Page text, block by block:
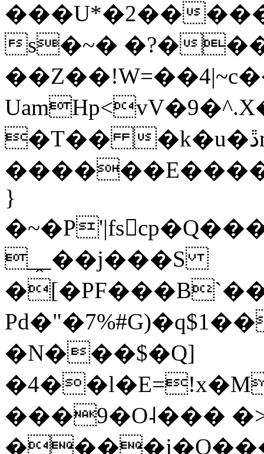
���U*�2��
s�~� �?�
�T�� �k�u�ڐm#�Q�v@�r������3�e%m��<�Eo�T�2�#���Y8�`,�Y����-
}
_̭_��j���S
�N���$�Q]
���9�O˨���